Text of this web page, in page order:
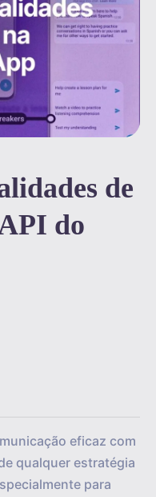
de
do
eficaz com
qualquer estratégia
para